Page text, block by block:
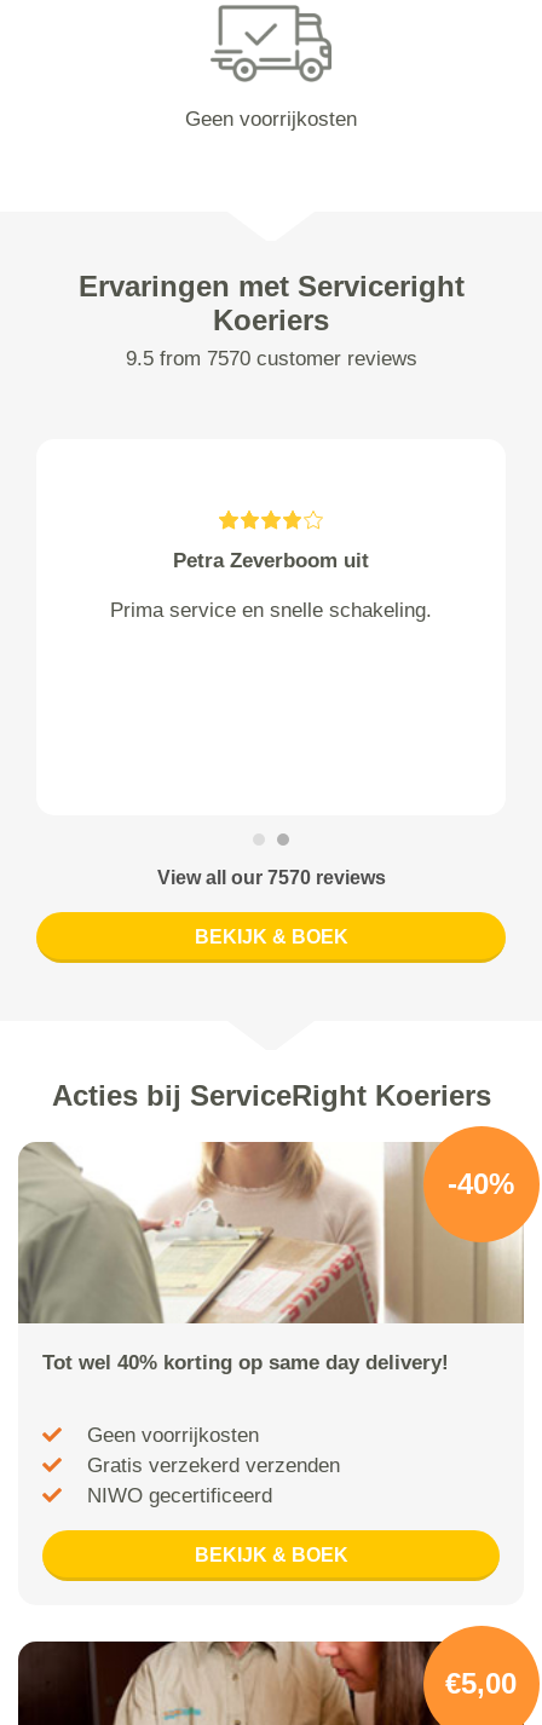
Geen voorrijkosten
Ervaringen met Serviceright
Koeriers
9.5 from 7570 customer reviews
Petra Zeverboom uit
Prima service en snelle schakeling.
View all our 7570 reviews
BEKIJK & BOEK
Acties bij ServiceRight Koeriers
-40%
Tot wel 40% korting op same day delivery!
Geen voorrijkosten
Gratis verzekerd verzenden
NIWO gecertificeerd
BEKIJK & BOEK
€5,00